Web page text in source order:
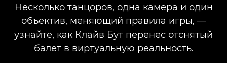
Несколько танцоров, одна камера и один
объектив, меняющий правила игры, —
узнайте, как Клайв Бут перенес отснятый
балет в виртуальную реальность.